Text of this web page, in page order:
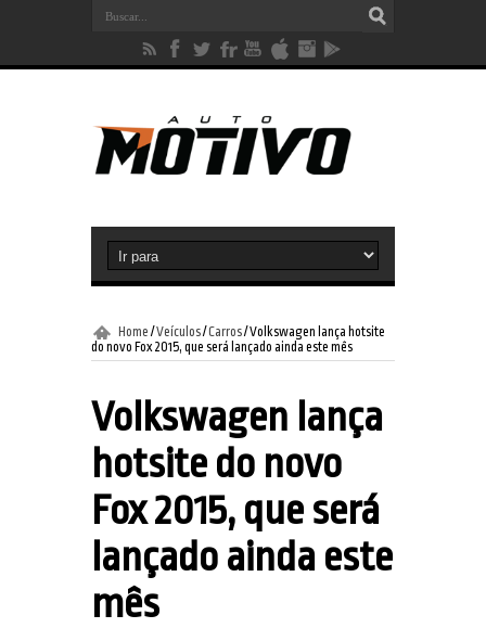
Home /Veículos/Carros/Volkswagen lança hotsite
do novo Fox 2015, que será lançado ainda este mês
Volkswagen lança
hotsite do novo
Fox 2015, que será
lançado ainda este
mês